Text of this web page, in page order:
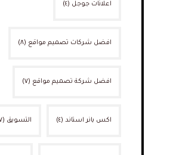
اعلانات جوجل (٤)
افضل شركات تصميم مواقع (٨)
افضل شركة تصميم مواقع (٧)
اكس بانر استاند(٤) التسويق (٧)